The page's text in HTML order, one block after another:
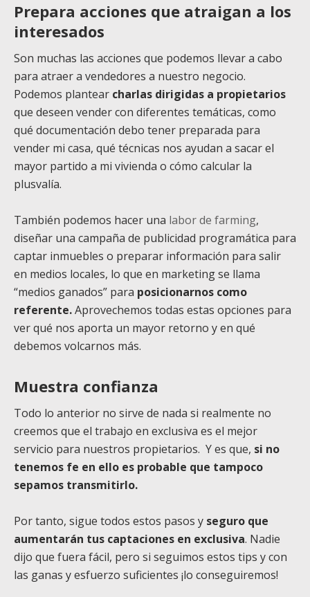
Prepara acciones que atraigan a los
interesados
Son muchas las acciones que podemos llevar a cabo
para atraer a vendedores a nuestro negocio.
Podemos plantear charlas dirigidas a propietarios
que deseen vender con diferentes temáticas, como
qué documentación debo tener preparada para
vender mi casa, qué técnicas nos ayudan a sacar el
mayor partido a mi vivienda o cómo calcular la
plusvalía.
También podemos hacer una labor de farming,
diseñar una campaña de publicidad programática para
captar inmuebles o preparar información para salir
en medios locales, lo que en marketing se llama
“medios ganados” para posicionarnos como
referente.Aprovechemos todas estas opciones para
ver qué nos aporta un mayor retorno y en qué
debemos volcarnos más.
Muestra confianza
Todo lo anterior no sirve de nada si realmente no
creemos que el trabajo en exclusiva es el mejor
servicio para nuestros propietarios. Y es que, si no
tenemos fe en ello es probable que tampoco
sepamos transmitirlo.
Por tanto, sigue todos estos pasos y seguro que
aumentarán tus captaciones en exclusiva. Nadie
dijo que fuera fácil, pero si seguimos estos tips y con
las ganas y esfuerzo suficientes ¡lo conseguiremos!